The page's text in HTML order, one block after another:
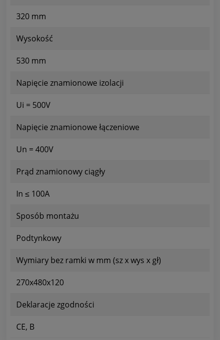
320 mm
Wysokość
530 mm
Napięcie znamionowe izolacji
Ui = 500V
Napięcie znamionowe łączeniowe
Un = 400V
Prąd znamionowy ciągły
In ≤ 100A
Sposób montażu
Podtynkowy
Wymiary bez ramki w mm (sz x wys x gł)
270x480x120
Deklaracje zgodności
CE, B